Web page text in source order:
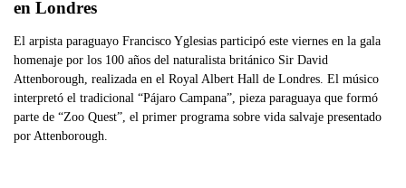
en Londres
El arpista paraguayo Francisco Yglesias participó este viernes en la gala
homenaje por los 100 años del naturalista británico Sir David
Attenborough, realizada en el Royal Albert Hall de Londres. El músico
interpretó el tradicional “Pájaro Campana”, pieza paraguaya que formó
parte de “Zoo Quest”, el primer programa sobre vida salvaje presentado
por Attenborough.